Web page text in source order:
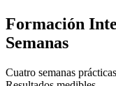
Formación
Semanas
Cuatro semanas